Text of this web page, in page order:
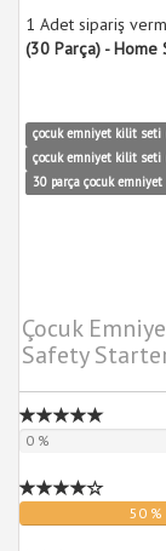
1 Adet sipariş
(30 Parça) - Home
çocuk emniyet kilit seti
çocuk emniyet kilit seti
30 parça çocuk
Çocuk
Safety
0 %
50 %